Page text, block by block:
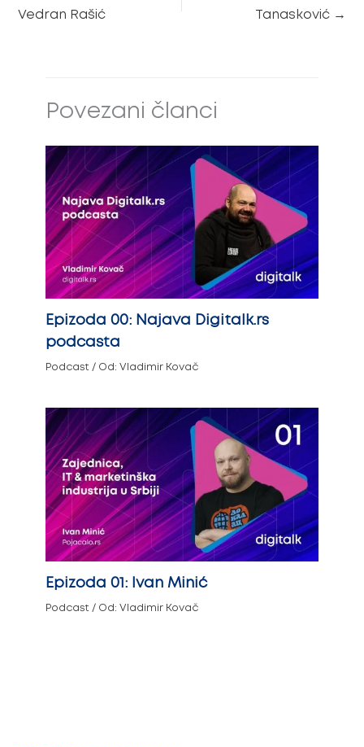
Vedran Rašić Tanasković →
Povezani članci
Epizoda 00: Najava Digitalk.rs
podcasta
Podcast / Od: Vladimir Kovač
Epizoda 01: Ivan Minić
Podcast / Od: Vladimir Kovač